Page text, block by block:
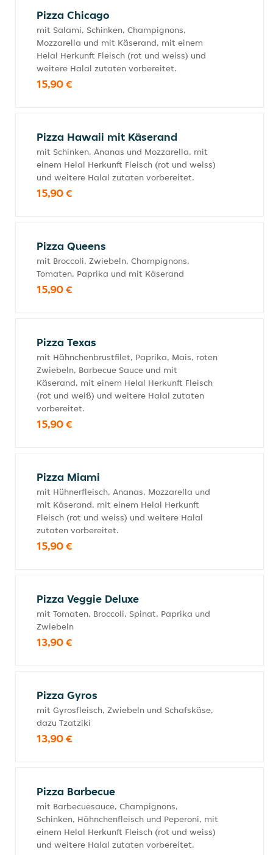
Pizza Chicago
mit Salami, Schinken, Champignons,
Mozzarella und mit Käserand, mit einem
Helal Herkunft Fleisch (rot und weiss) und
weitere Halal zutaten vorbereitet.
15,90 €
Pizza Hawaii mit Käserand
mit Schinken, Ananas und Mozzarella, mit
einem Helal Herkunft Fleisch (rot und weiss)
und weitere Halal zutaten vorbereitet.
15,90 €
Pizza Queens
mit Broccoli, Zwiebeln, Champignons,
Tomaten, Paprika und mit Käserand
15,90 €
Pizza Texas
mit Hähnchenbrustfilet, Paprika, Mais, roten
Zwiebeln, Barbecue Sauce und mit
Käserand, mit einem Helal Herkunft Fleisch
(rot und weiß) und weitere Halal zutaten
vorbereitet.
15,90 €
Pizza Miami
mit Hühnerfleisch, Ananas, Mozzarella und
mit Käserand, mit einem Helal Herkunft
Fleisch (rot und weiss) und weitere Halal
zutaten vorbereitet.
15,90 €
Pizza Veggie Deluxe
mit Tomaten, Broccoli, Spinat, Paprika und
Zwiebeln
13,90 €
Pizza Gyros
mit Gyrosfleisch, Zwiebeln und Schafskäse,
dazu Tzatziki
13,90 €
Pizza Barbecue
mit Barbecuesauce, Champignons,
Schinken, Hähnchenfleisch und Peperoni, mit
einem Helal Herkunft Fleisch (rot und weiss)
und weitere Halal zutaten vorbereitet.